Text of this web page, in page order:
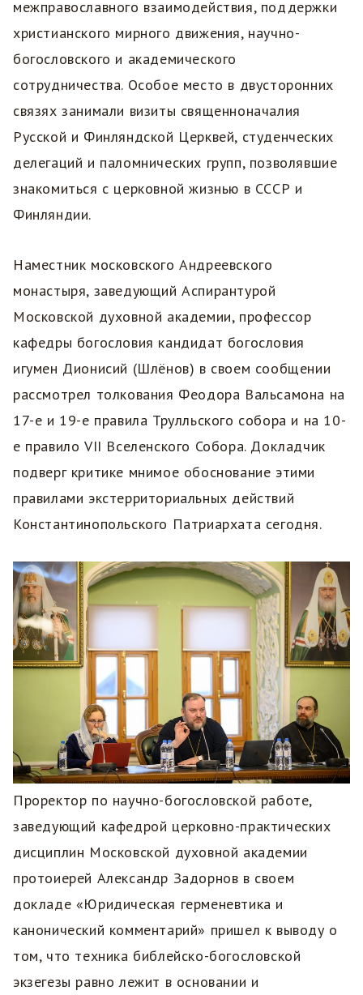
межправославного взаимодействия, поддержки
христианского мирного движения, научно-
богословского и академического
сотрудничества. Особое место в двусторонних
связях занимали визиты священноначалия
Русской и Финляндской Церквей, студенческих
делегаций и паломнических групп, позволявшие
знакомиться с церковной жизнью в СССР и
Финляндии.
Наместник московского Андреевского
монастыря, заведующий Аспирантурой
Московской духовной академии, профессор
кафедры богословия кандидат богословия
игумен Дионисий (Шлëнов) в своем сообщении
рассмотрел толкования Феодора Вальсамона на
17-е и 19-е правила Трулльского собора и на 10-
е правило VII Вселенского Собора. Докладчик
подверг критике мнимое обоснование этими
правилами экстерриториальных действий
Константинопольского Патриархата сегодня.
Проректор по научно-богословской работе,
заведующий кафедрой церковно-практических
дисциплин Московской духовной академии
протоиерей Александр Задорнов в своем
докладе «Юридическая герменевтика и
канонический комментарий» пришел к выводу о
том, что техника библейско-богословской
экзегезы равно лежит в основании и